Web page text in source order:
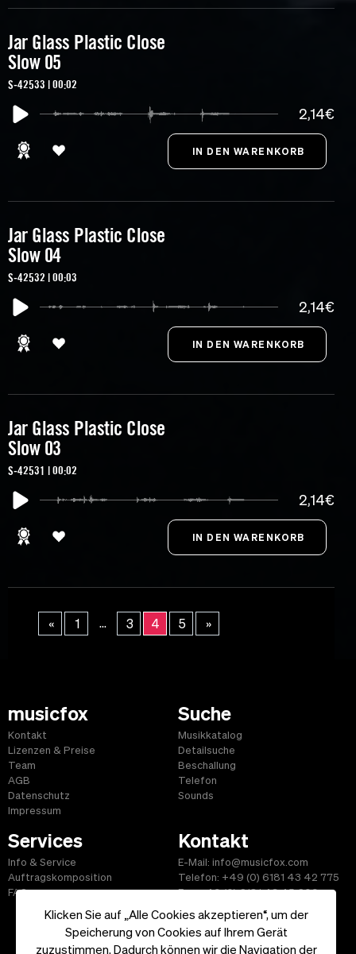
Klicken Sie auf „Alle Cookies akzeptieren“, um der
Speicherung von Cookies auf Ihrem Gerät
zuzustimmen. Dadurch können wir die Navigation der
Jar Glass Plastic Close
Slow 05
S-42533 | 00:02
2,14€
Jar Glass Plastic Close
Slow 04
S-42532 | 00:03
2,14€
Jar Glass Plastic Close
Slow 03
S-42531 | 00:02
2,14€
« 1 ... 3 4 5 »
musicfox
Kontakt
Lizenzen & Preise
Team
AGB
Datenschutz
Impressum
Suche
Musikkatalog
Detailsuche
Beschallung
Telefon
Sounds
Services
Info & Service
Auftragskomposition
FAQ
Kontakt
E-Mail: info@musicfox.com
Telefon: +49 (0) 6181 43 42 775
Fax: +49 (0) 6181 43 45 609